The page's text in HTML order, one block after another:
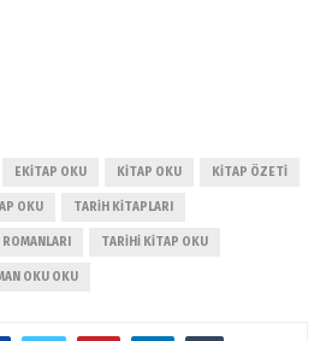
EKITAP OKU KITAP OKU KITAP ÖZETI
OKU TARIH KITAPLARI
TARIHI KITAP OKU
OKU OKU